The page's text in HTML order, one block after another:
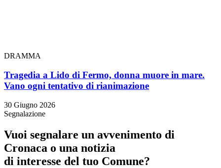
DRAMMA
Tragedia a Lido di Fermo, donna muore in mare.
Vano ogni tentativo di rianimazione
30 Giugno 2026
Segnalazione
Vuoi segnalare un avvenimento di
Cronaca o una notizia
di interesse del tuo Comune?